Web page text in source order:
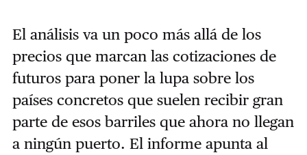
El análisis va un poco más allá de los
precios que marcan las cotizaciones de
futuros para poner la lupa sobre los
países concretos que suelen recibir gran
parte de esos barriles que ahora no llegan
a ningún puerto. El informe apunta al